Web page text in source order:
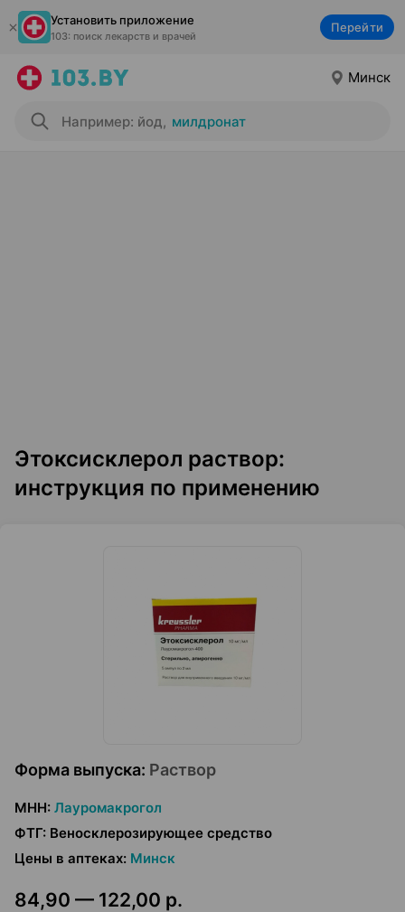
Установить приложение
103: поиск лекарств и врачей
Перейти
Минск
Например: йод, милдронат
Этоксисклерол раствор:
инструкция по применению
Форма выпуска: Раствор
МНН: Лауромакрогол
ФТГ: Веносклерозирующее средство
Цены в аптеках: Минск
84,90 — 122,00 р.